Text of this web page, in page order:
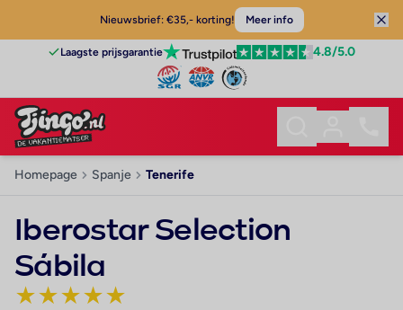
Nieuwsbrief: €35,- korting! Meer info
Laagste prijsgarantie 4.8/5.0
Homepage Spanje Tenerife
Iberostar Selection
Sábila
★★★★★